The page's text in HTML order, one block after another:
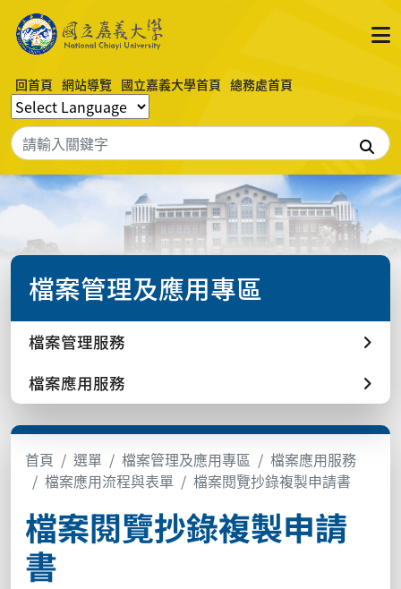
回首頁 網站導覽 國立嘉義大學首頁 總務處首頁
搜尋
檔案管理及應用專區
檔案管理服務
檔案應用服務
首頁 選單 檔案管理及應用專區
檔案應用服務
檔案應用流程與表單
檔案閱覽抄錄複製申請書
檔案閱覽抄錄複製申請
書